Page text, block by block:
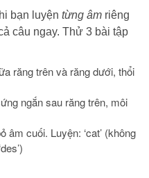
bạn luyệntừng âm riêng
câu ngay. Thử 3 bài tập
răng trên và răng dưới, thổi
ngắn sau răng trên, môi
âm cuối. Luyện: ‘cat’ (không